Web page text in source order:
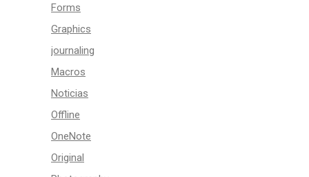
Forms
Graphics
journaling
Macros
Noticias
Offline
OneNote
Original